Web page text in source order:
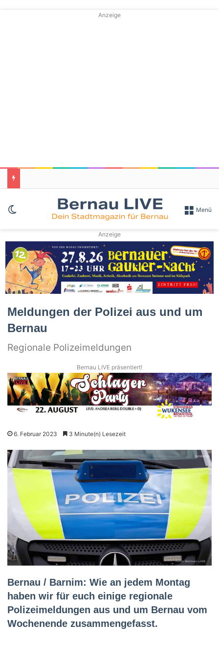
Anzeige
Skin umschalten Menü
Anzeige
Meldungen der Polizei aus und um
Bernau
Regionale Polizeimeldungen
Bernau LIVE präsentiert!
6. Februar 2023 3 Minute(n) Lesezeit
Bernau / Barnim: Wie an jedem Montag
haben wir für euch einige regionale
Polizeimeldungen aus und um Bernau vom
Wochenende zusammengefasst.